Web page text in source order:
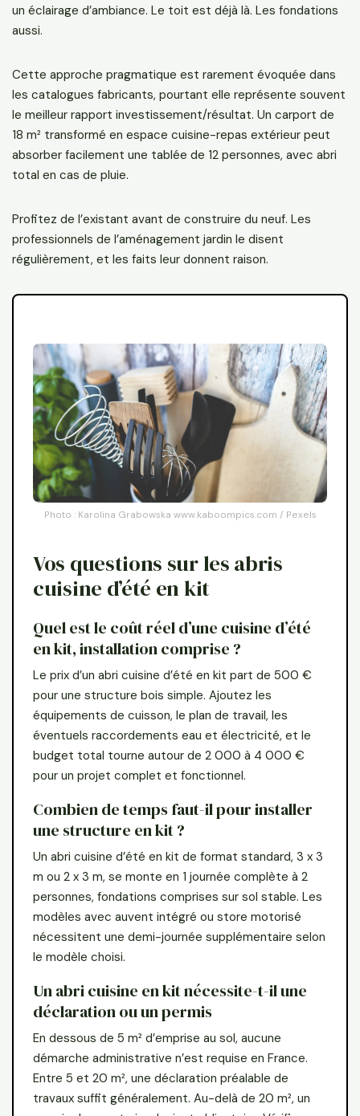
un éclairage d’ambiance. Le toit est déjà là. Les fondations
aussi.
Cette approche pragmatique est rarement évoquée dans
les catalogues fabricants, pourtant elle représente souvent
le meilleur rapport investissement/résultat. Un carport de
18 m² transformé en espace cuisine-repas extérieur peut
absorber facilement une tablée de 12 personnes, avec abri
total en cas de pluie.
Profitez de l’existant avant de construire du neuf. Les
professionnels de l’aménagement jardin le disent
régulièrement, et les faits leur donnent raison.
Photo : Karolina Grabowska www.kaboompics.com / Pexels
Vos questions sur les abris
cuisine d’été en kit
Quel est le coût réel d’une cuisine d’été
en kit, installation comprise ?
Le prix d’un abri cuisine d’été en kit part de 500 €
pour une structure bois simple. Ajoutez les
équipements de cuisson, le plan de travail, les
éventuels raccordements eau et électricité, et le
budget total tourne autour de 2 000 à 4 000 €
pour un projet complet et fonctionnel.
Combien de temps faut-il pour installer
une structure en kit ?
Un abri cuisine d’été en kit de format standard, 3 x 3
m ou 2 x 3 m, se monte en 1 journée complète à 2
personnes, fondations comprises sur sol stable. Les
modèles avec auvent intégré ou store motorisé
nécessitent une demi-journée supplémentaire selon
le modèle choisi.
Un abri cuisine en kit nécessite-t-il une
déclaration ou un permis
En dessous de 5 m² d’emprise au sol, aucune
démarche administrative n’est requise en France.
Entre 5 et 20 m², une déclaration préalable de
travaux suffit généralement. Au-delà de 20 m², un